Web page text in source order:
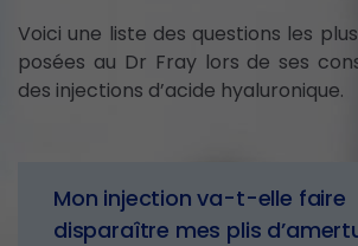
Voici une liste des questions les
posées au Dr Fray lors de ses
des injections d’acide hyaluronique.
Mon injection va-t-elle faire
disparaître mes plis